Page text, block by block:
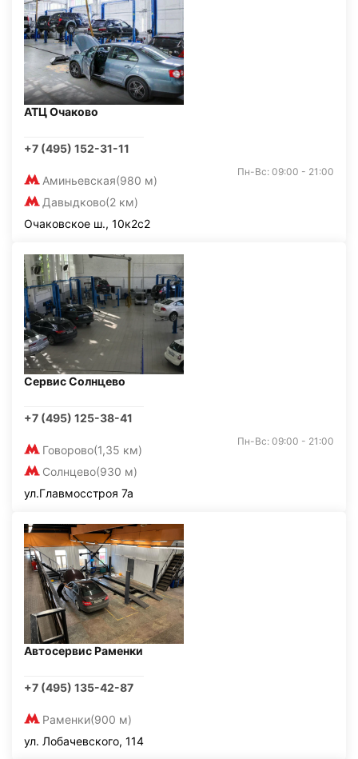
АТЦ Очаково
+7 (495) 152-31-11
Аминьевская(980 м)
Давыдково(2 км)
Пн-Вс: 09:00 - 21:00
Очаковское ш., 10к2с2
Сервис Солнцево
+7 (495) 125-38-41
Говорово(1,35 км)
Солнцево(930 м)
Пн-Вс: 09:00 - 21:00
ул.Главмосстроя 7а
Автосервис Раменки
+7 (495) 135-42-87
Раменки(900 м)
ул. Лобачевского, 114